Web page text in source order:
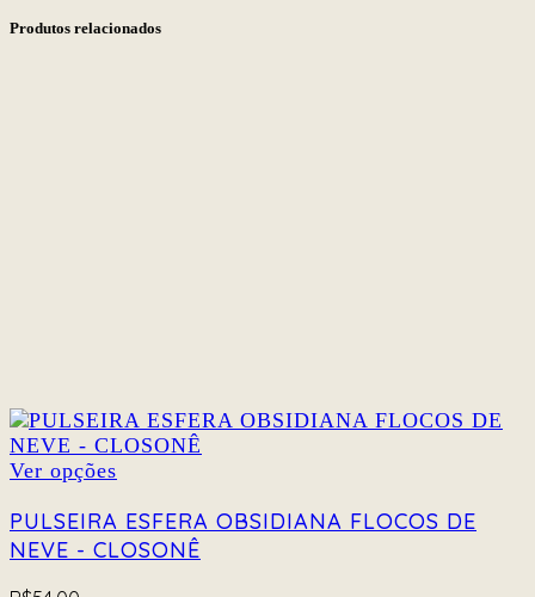
Produtos relacionados
Ver opções
tem
várias
variantes.
PULSEIRA ESFERA OBSIDIANA FLOCOS DE
NEVE - CLOSONÊ